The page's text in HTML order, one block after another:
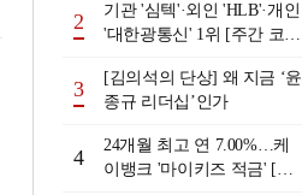
년 8월3일~8월7일]
2
기관 '심텍'·외인 'HLB'·개인
'대한광통신' 1위 [주간 코스
월7일]
3
[김의석의 단상] 왜 지금 ‘윤
종규 리더십’인가
4
24개월 최고 연 7.00%…케
이뱅크 '마이키즈 적금' [이